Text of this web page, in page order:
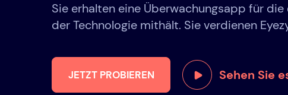
Sie erhalten eine Überwachungsapp für
der Technologie mithält. Sie verdienen
JETZT PROBIEREN Sehen Sie